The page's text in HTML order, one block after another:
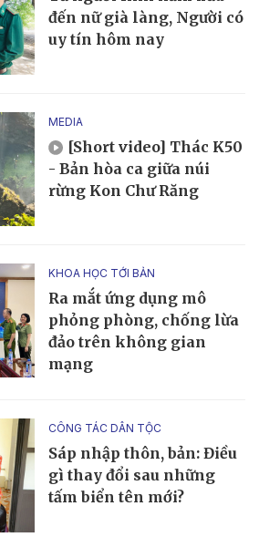
đến nữ già làng, Người có
uy tín hôm nay
MEDIA
[Short video] Thác K50
- Bản hòa ca giữa núi
rừng Kon Chư Răng
KHOA HỌC TỚI BẢN
Ra mắt ứng dụng mô
phỏng phòng, chống lừa
đảo trên không gian
mạng
CÔNG TÁC DÂN TỘC
Sáp nhập thôn, bản: Điều
gì thay đổi sau những
tấm biển tên mới?